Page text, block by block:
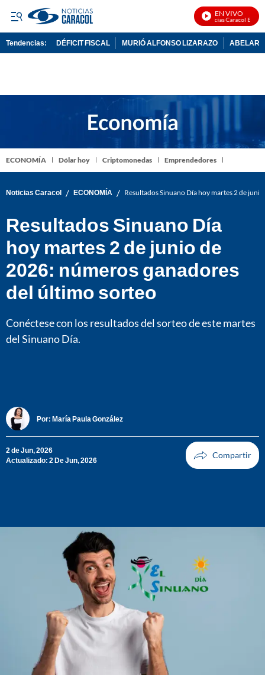
EN VIVO
Noticias Caracol En Vivo
Tendencias: DÉFICIT FISCAL MURIÓ ALFONSO LIZARAZO
ECONOMÍA Dólar hoy Criptomonedas Emprendedores
Noticias Caracol / ECONOMÍA / Resultados Sinuano Día hoy martes 2 de
Resultados Sinuano Día
hoy martes 2 de junio de
2026: números ganadores
del último sorteo
Conéctese con los resultados del sorteo de este martes
del Sinuano Día.
Por: María Paula González
2 de Jun, 2026
Actualizado: 2 De Jun, 2026